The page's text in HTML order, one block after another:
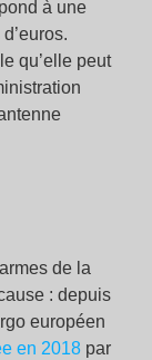
à une
qu’elle peut
de la
: depuis
européen
en 2018 par